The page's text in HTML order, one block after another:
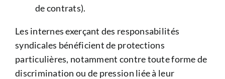
de contrats).
Les internes exerçant des responsabilités
syndicales bénéficient de protections
particulières, notamment contre toute forme de
discrimination ou de pression liée à leur